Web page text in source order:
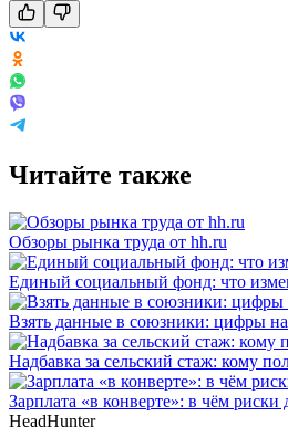
Читайте также
Обзоры рынка труда от hh.ru
Единый социальный фонд: что
Взять данные в союзники: цифры
Надбавка за сельский стаж: кому
Зарплата «в конверте»: в чём риски
HeadHunter